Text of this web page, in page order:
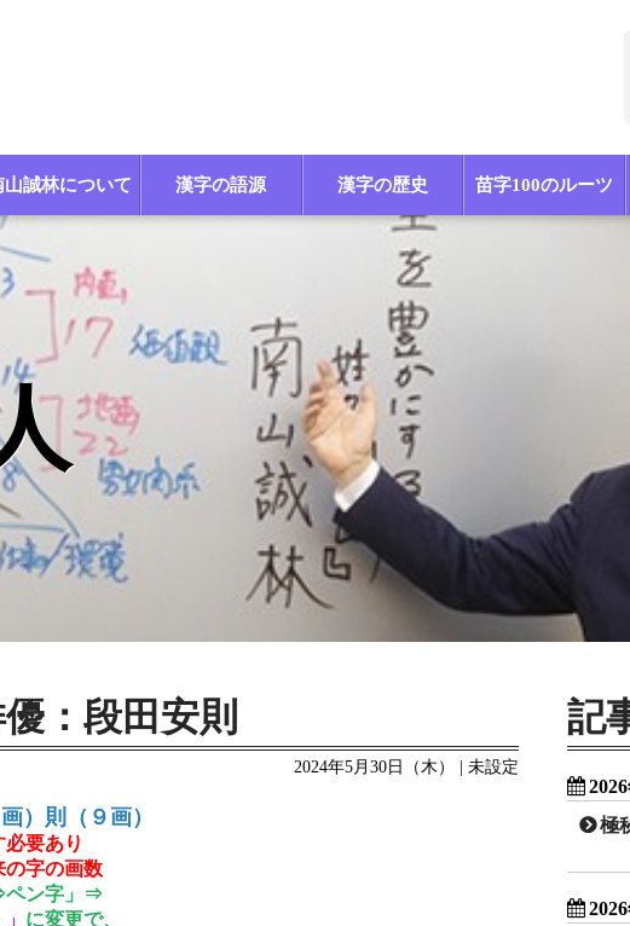
山誠林について 漢字の語源 漢字の歴史 苗字100のルーツ
：段田安則
2024年5月30日（木） | 未設定
）則（９画）
要あり
字の画数
ペン字」⇒
に変更で、
記